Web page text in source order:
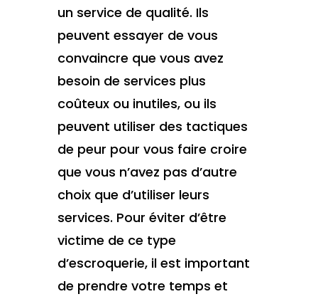
un service de qualité. Ils
peuvent essayer de vous
convaincre que vous avez
besoin de services plus
coûteux ou inutiles, ou ils
peuvent utiliser des tactiques
de peur pour vous faire croire
que vous n’avez pas d’autre
choix que d’utiliser leurs
services. Pour éviter d’être
victime de ce type
d’escroquerie, il est important
de prendre votre temps et